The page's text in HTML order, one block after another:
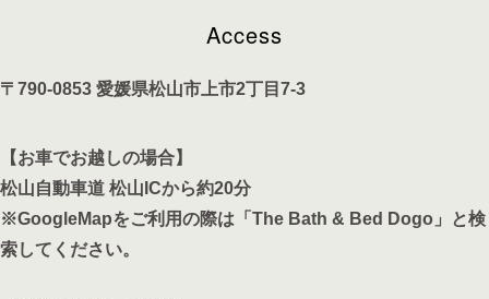
Access
〒790-0853 愛媛県松山市上市2丁目7-3
【お車でお越しの場合】
松山自動車道 松山ICから約20分
※GoogleMapをご利用の際は「The Bath & Bed Dogo」と検
索してください。